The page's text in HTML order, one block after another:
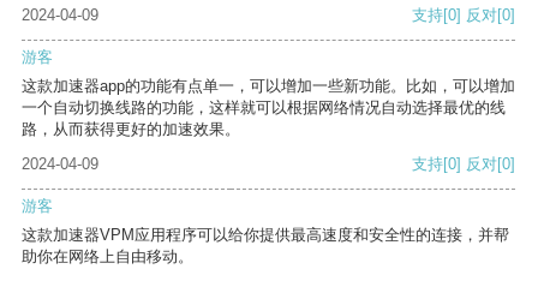
2024-04-09 支持[0] 反对[0]
游客
这款加速器app的功能有点单一，可以增加一些新功能。比如，可以增加
一个自动切换线路的功能，这样就可以根据网络情况自动选择最优的线
路，从而获得更好的加速效果。
2024-04-09
支持[0] 反对[0]
游客
这款加速器VPM应用程序可以给你提供最高速度和安全性的连接，并帮
助你在网络上自由移动。